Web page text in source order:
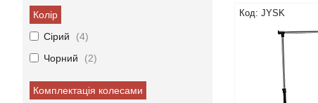
JYSK
Колір
Сірий
4
Чорний
2
Комплектація колесами